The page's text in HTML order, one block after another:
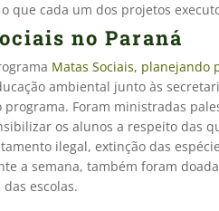
que cada um dos projetos
no Paraná
Matas Sociais, planejando
ambiental junto às
Foram ministradas
os alunos a respeito das
ilegal, extinção das
a semana, também foram
escolas.